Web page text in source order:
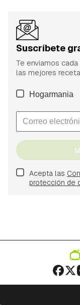
Suscríbete
Te enviamos
las mejores
Hogarmania
Acepta las
protección de